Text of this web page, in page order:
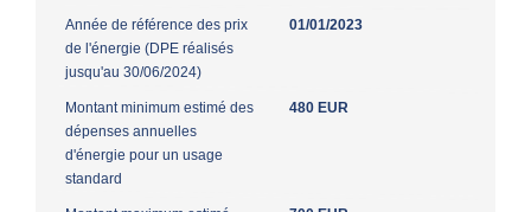
Année de référence des prix
de l'énergie (DPE réalisés
jusqu'au 30/06/2024)
01/01/2023
Montant minimum estimé des
dépenses annuelles
d'énergie pour un usage
standard
480 EUR